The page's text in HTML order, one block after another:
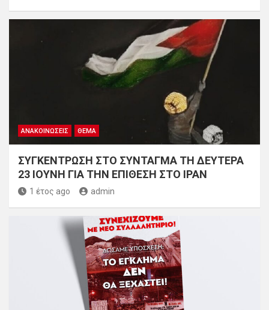
ΑΝΑΚΟΙΝΏΣΕΙΣ ΘΈΜΑ
ΣΥΓΚΕΝΤΡΩΣΗ ΣΤΟ ΣΥΝΤΑΓΜΑ ΤΗ ΔΕΥΤΕΡΑ
23 ΙΟΥΝΗ ΓΙΑ ΤΗΝ ΕΠΙΘΕΣΗ ΣΤΟ ΙΡΑΝ
1 έτος ago admin